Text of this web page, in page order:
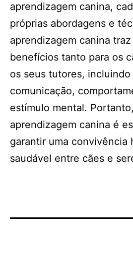
aprendizagem canina,
próprias abordagens e
aprendizagem canina
benefícios tanto para os
os seus tutores,
comunicação,
estímulo mental.
aprendizagem canina é
garantir uma convivência
saudável entre cães e